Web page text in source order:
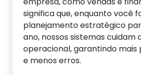
significa que, enquanto você
planejamento estratégico
ano, nossos sistemas cuidam
operacional, garantindo mais
e menos erros.